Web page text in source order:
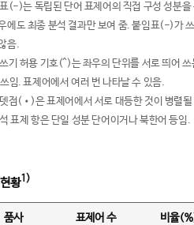
(-)는 독립된 단어 표제어의 직접 구성 성분을
에도 최종 분석 결과만 보여 줌. 붙임표(-)가
음.
기 허용 기호(^)는 좌우의 단위를 서로 띄어
임. 표제어에서 여러 번 나타날 수 있음.
점(•)은 표제어에서 서로 대등한 것이 병렬될
표제 항은 단일 성분 단어이거나 북한어 등임.
황1)
품사 표제어 수 비율